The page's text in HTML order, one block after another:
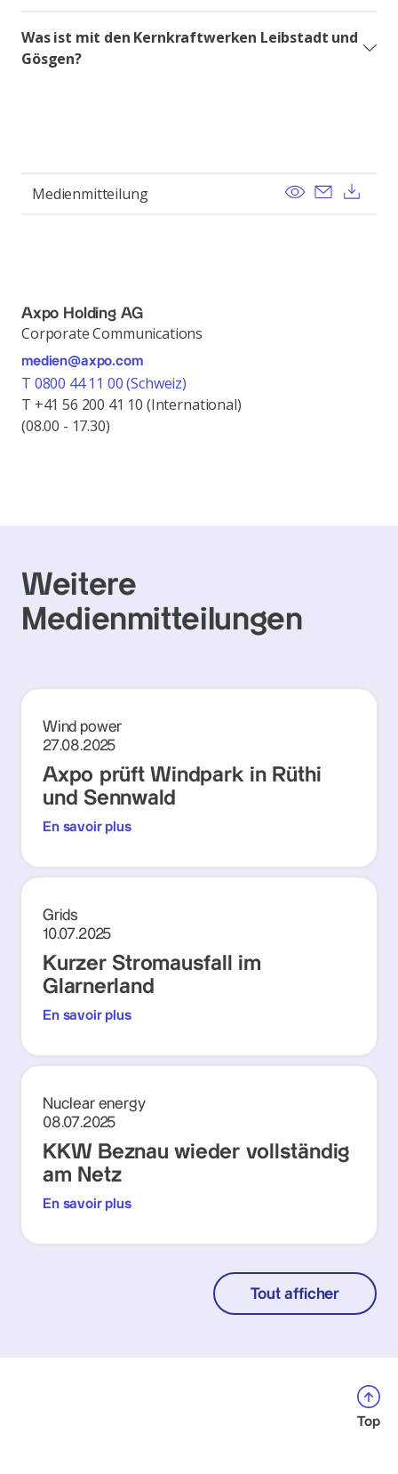
Was ist mit den Kernkraftwerken Leibstadt und
Gösgen?
Medienmitteilung View Send
Axpo Holding AG
Corporate Communications
medien@axpo.com
T 0800 44 11 00 (Schweiz)
T +41 56 200 41 10 (International)
(08.00 - 17.30)
Weitere
Medienmitteilungen
Wind power
27.08.2025
Axpo prüft Windpark in Rüthi
und Sennwald
En savoir plus
Grids
10.07.2025
Kurzer Stromausfall im
Glarnerland
En savoir plus
Nuclear energy
08.07.2025
KKW Beznau wieder vollständig
am Netz
En savoir plus
Tout afficher
Top